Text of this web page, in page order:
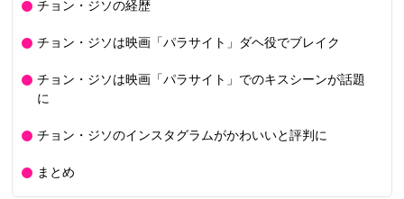
チョン・ジソの経歴
チョン・ジソは映画「パラサイト」ダヘ役でブレイク
チョン・ジソは映画「パラサイト」でのキスシーンが話題
に
チョン・ジソのインスタグラムがかわいいと評判に
まとめ